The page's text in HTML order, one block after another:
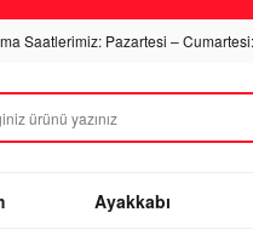
Saatlerimiz: Pazartesi –
Ayakkabı